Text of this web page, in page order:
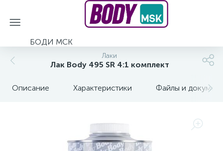
БОДИ МСК
Лаки
Лак Body 495 SR 4:1 комплект
Описание Характеристики Файлы и